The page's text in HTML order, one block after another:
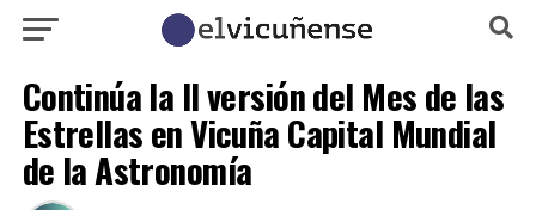
Continúa la II versión del Mes de las
Estrellas en Vicuña Capital Mundial
de la Astronomía